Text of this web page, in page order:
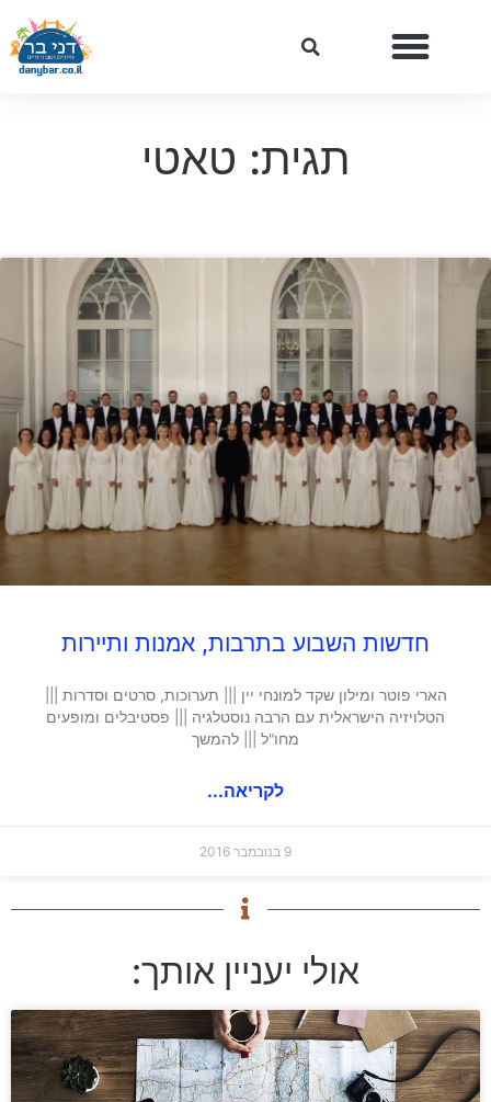
תגית: טאטי
חדשות השבוע בתרבות, אמנות ותיירות
הארי פוטר ומילון שקד למונחי יין ||| תערוכות, סרטים וסדרות |||
הטלויזיה הישראלית עם הרבה נוסטלגיה ||| פסטיבלים ומופעים
מחו"ל ||| להמשך
לקריאה...
9 בנובמבר 2016
אולי יעניין אותך: